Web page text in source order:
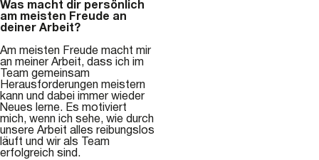
Was macht dir persönlich
am meisten Freude an
deiner Arbeit?
Am meisten Freude macht mir
an meiner Arbeit, dass ich im
Team gemeinsam
Herausforderungen meistern
kann und dabei immer wieder
Neues lerne. Es motiviert
mich, wenn ich sehe, wie durch
unsere Arbeit alles reibungslos
läuft und wir als Team
erfolgreich sind.